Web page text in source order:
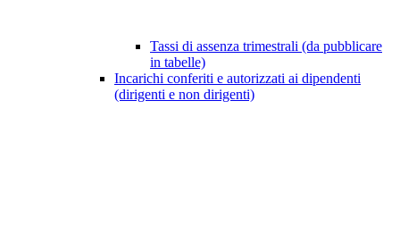
Tassi di assenza trimestrali (da pubblicare
in tabelle)
Incarichi conferiti e autorizzati ai dipendenti
(dirigenti e non dirigenti)